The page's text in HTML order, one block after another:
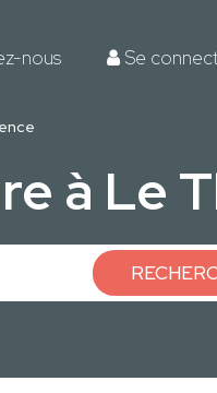
nous Se
à Le